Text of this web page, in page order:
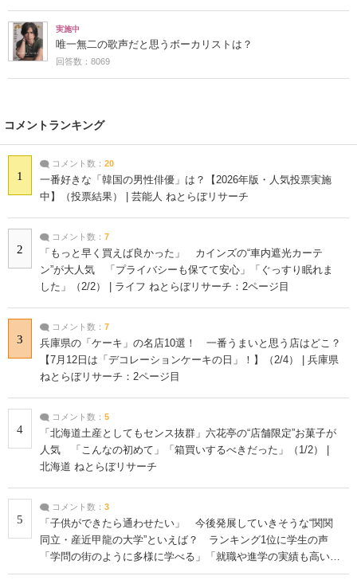
実施中
唯一無二の歌声だと思うボーカリストは？
回答数：8069
コメントランキング
1
コメント数： 20
一番好きな「韓国の男性俳優」は？【2026年版・人気投票実施
中】（投票結果） | 芸能人 ねとらぼリサーチ
2
コメント数： 7
「もっと早く買えば良かった」 カインズの“車内遮光カーテ
ン”が大人気 「プライバシーも保てて安心」「ぐっすり眠れま
した」（2/2） | ライフ ねとらぼリサーチ：2ページ目
3
コメント数： 7
兵庫県の「ケーキ」の名店10選！ 一番うまいと思う店はどこ？
【7月12日は「デコレーションケーキの日」！】（2/4） | 兵庫県
ねとらぼリサーチ：2ページ目
4
コメント数： 5
「北海道土産としてもセンス抜群」六花亭の“店舗限定”お菓子が
人気 「こんなの初めて」「箱買いするべきだった」（1/2） |
北海道 ねとらぼリサーチ
5
コメント数： 3
「子供ができたら通わせたい」 今後発展していきそうな“関関
同立・産近甲龍の大学”といえば？ ランキング1位に学生の声
「学問の街のように多様に学べる」「就職や進学の実績も高い」
| 大学 ねとらぼリサーチ